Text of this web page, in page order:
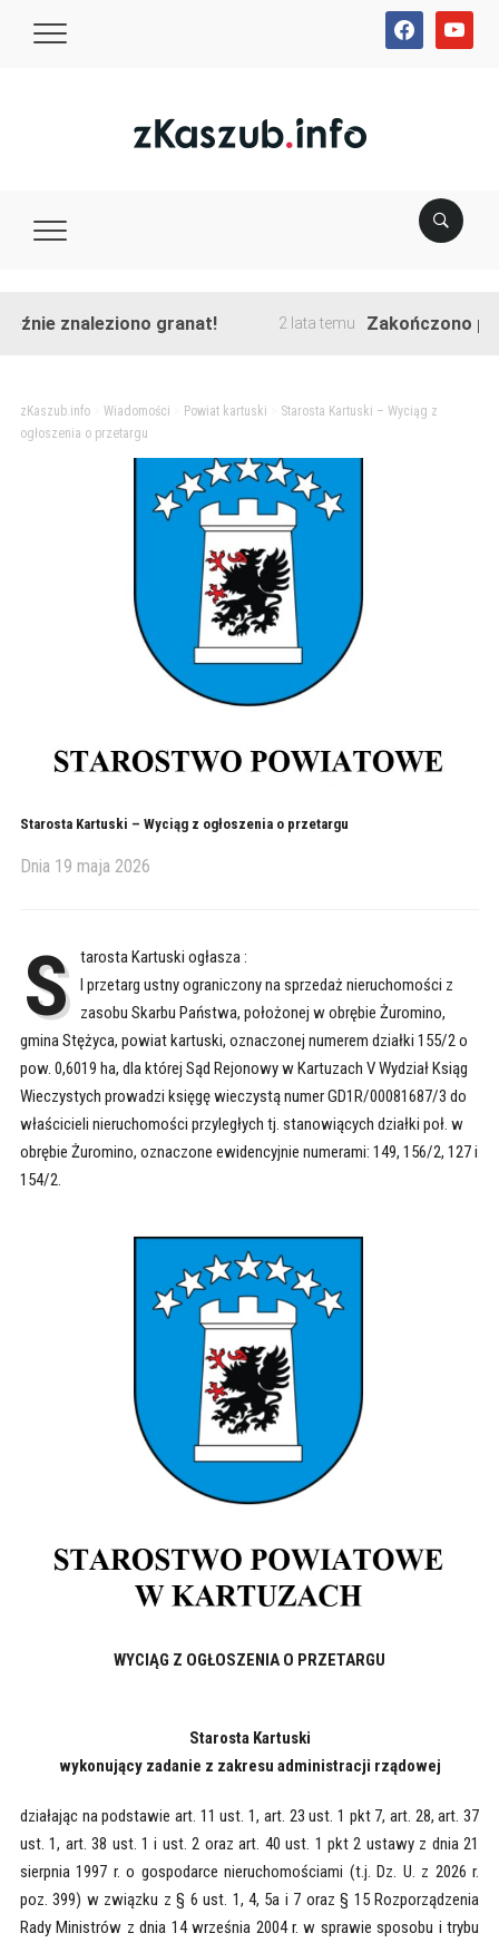
facebookyoutube
znaleziono granat! 2 lata temu Zakończono
zKaszub.info> Wiadomości Powiat kartuski
Starosta Kartuski – Wyciąg z
ogłoszenia o przetargu
Starosta Kartuski – Wyciąg z ogłoszenia o przetargu
Dnia 19 maja 2026
S tarosta Kartuski ogłasza :
I przetarg ustny ograniczony na sprzedaż nieruchomości z
zasobu Skarbu Państwa, położonej w obrębie Żuromino,
gmina Stężyca, powiat kartuski, oznaczonej numerem działki 155/2 o
pow. 0,6019 ha, dla której Sąd Rejonowy w Kartuzach V Wydział Ksiąg
Wieczystych prowadzi księgę wieczystą numer GD1R/00081687/3 do
właścicieli nieruchomości przyległych tj. stanowiących działki poł. w
obrębie Żuromino, oznaczone ewidencyjnie numerami: 149, 156/2, 127 i
154/2.
WYCIĄG Z OGŁOSZENIA O PRZETARGU
Starosta Kartuski
wykonujący zadanie z zakresu administracji rządowej
działając na podstawie art. 11 ust. 1, art. 23 ust. 1 pkt 7, art. 28, art. 37
ust. 1, art. 38 ust. 1 i ust. 2 oraz art. 40 ust. 1 pkt 2 ustawy z dnia 21
sierpnia 1997 r. o gospodarce nieruchomościami (t.j. Dz. U. z 2026 r.
poz. 399) w związku z § 6 ust. 1, 4, 5a i 7 oraz § 15 Rozporządzenia
Rady Ministrów z dnia 14 września 2004 r. w sprawie sposobu i trybu